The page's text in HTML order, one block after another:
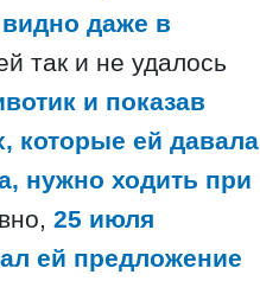
даже в
так и не удалось
и показав
которые ей давала
нужно ходить при
25 июля
ей предложение